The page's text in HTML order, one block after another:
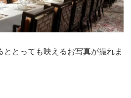
ととっても映えるお写真が撮れま